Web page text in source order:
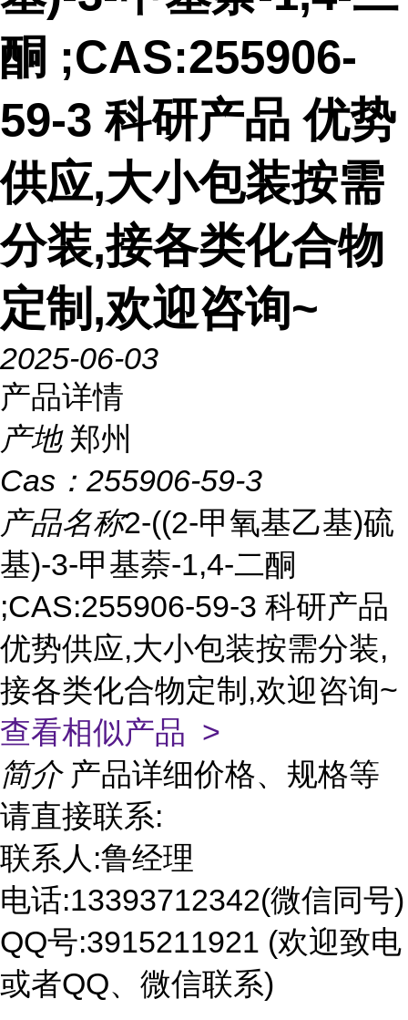
酮 ;CAS:255906-
59-3 科研产品 优势
供应,大小包装按需
分装,接各类化合物
定制,欢迎咨询~
2025-06-03
产品详情
产地 郑州
Cas： 255906-59-3
产品名称2-((2-甲氧基乙基)硫
基)-3-甲基萘-1,4-二酮
;CAS:255906-59-3 科研产品
优势供应,大小包装按需分装,
接各类化合物定制,欢迎咨询~
查看相似产品 >
简介 产品详细价格、规格等
请直接联系:
联系人:鲁经理
电话:13393712342(微信同号)
QQ号:3915211921 (欢迎致电
或者QQ、微信联系)